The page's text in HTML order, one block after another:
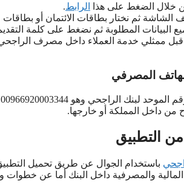
خلال الضغط على هذا الرابط.
الشاشة ثم نختار بطاقات الائتمان أو
البيانات المطلوبة ثم نضغط على كلمة
ممثلي خدمة العملاء داخل مصرف الراجحي
المصرفي
من داخل المملكة أو خارجها.
التطبيق
باستخدام الجوال عن طريق تحميل
والمصرفية داخل البنك أما عن